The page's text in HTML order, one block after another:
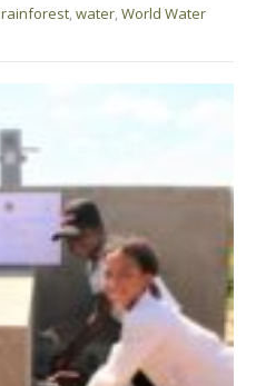
rainforest water World Water